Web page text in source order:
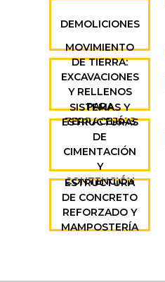
DEMOLICIONES
MOVIMIENTO
DE TIERRA:
EXCAVACIONES
Y RELLENOS
PARA
TERRACERÍAS
SISTEMAS Y
ESTRUCTURAS
DE
CIMENTACIÓN
Y
CONTENCIÓN
ESTRUCTURA
DE CONCRETO
REFORZADO Y
MAMPOSTERÍA